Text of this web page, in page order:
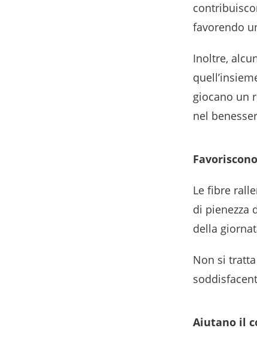
favorendo
Inoltre,
giocano un
nel
Le fibre
di pienezza
della
Non si
Aiutano il